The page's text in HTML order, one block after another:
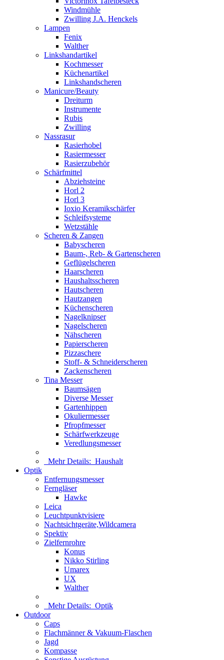
Windmühle
Zwilling J.A. Henckels
Lampen
Fenix
Walther
Linkshandartikel
Kochmesser
Küchenartikel
Linkshandscheren
Manicure/Beauty
Dreiturm
Instrumente
Rubis
Zwilling
Nassrasur
Rasierhobel
Rasiermesser
Rasierzubehör
Schärfmittel
Abziehsteine
Horl 2
Horl 3
Ioxio Keramikschärfer
Schleifsysteme
Wetzstähle
Scheren & Zangen
Babyscheren
Baum-, Reb- & Gartenscheren
Geflügelscheren
Haarscheren
Haushaltsscheren
Hautscheren
Hautzangen
Küchenscheren
Nagelknipser
Nagelscheren
Nähscheren
Papierscheren
Pizzaschere
Stoff- & Schneiderscheren
Zackenscheren
Tina Messer
Baumsägen
Diverse Messer
Gartenhippen
Okuliermesser
Pfropfmesser
Schärfwerkzeuge
Veredlungsmesser
Mehr Details: Haushalt
Optik
Entfernungsmesser
Ferngläser
Hawke
Leica
Leuchtpunktvisiere
Nachtsichtgeräte,Wildcamera
Spektiv
Zielfernrohre
Konus
Nikko Stirling
Umarex
UX
Walther
Mehr Details: Optik
Outdoor
Caps
Flachmänner & Vakuum-Flaschen
Jagd
Kompasse